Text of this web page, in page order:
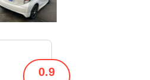
0.9